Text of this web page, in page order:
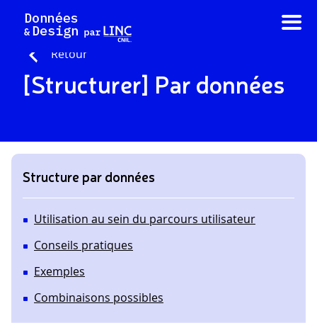
contenu
Retour
[Structurer] Par données
Structure par données
Utilisation au sein du parcours utilisateur
Conseils pratiques
Exemples
Combinaisons possibles